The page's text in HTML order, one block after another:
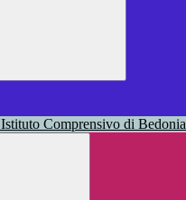
Istituto Comprensivo di Bedonia